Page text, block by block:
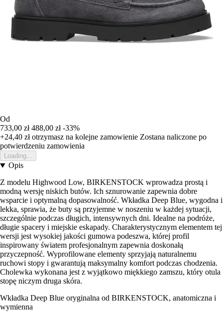
Od
733,00 zł 488,00 zł -33%
+24,40 złotrzymasz na kolejne zamowienie Zostana naliczone po
potwierdzeniu zamowienia
Loading...
Opis
Z modelu Highwood Low, BIRKENSTOCK wprowadza prostą i
modną wersję niskich butów. Ich sznurowanie zapewnia dobre
wsparcie i optymalną dopasowalność. Wkładka Deep Blue, wygodna i
lekka, sprawia, że buty są przyjemne w noszeniu w każdej sytuacji,
szczególnie podczas długich, intensywnych dni. Idealne na podróże,
długie spacery i miejskie eskapady. Charakterystycznym elementem tej
wersji jest wysokiej jakości gumowa podeszwa, której profil
inspirowany światem profesjonalnym zapewnia doskonałą
przyczepność. Wyprofilowane elementy sprzyjają naturalnemu
ruchowi stopy i gwarantują maksymalny komfort podczas chodzenia.
Cholewka wykonana jest z wyjątkowo miękkiego zamszu, który otula
stopę niczym druga skóra.
Wkładka Deep Blue oryginalna od BIRKENSTOCK, anatomiczna i
wymienna